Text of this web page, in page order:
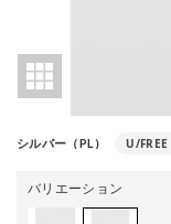
シルバー（PL） U/FREE
バリエーション